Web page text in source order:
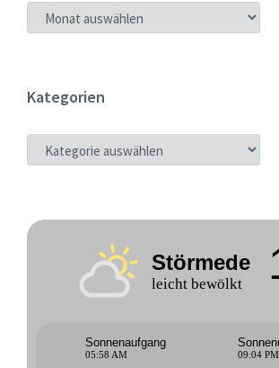
ARCHIV
Kategorien
KATEGORIEN
Störmede
leicht bewölkt
Sonnenaufgang
05:58 AM 09:04 PM